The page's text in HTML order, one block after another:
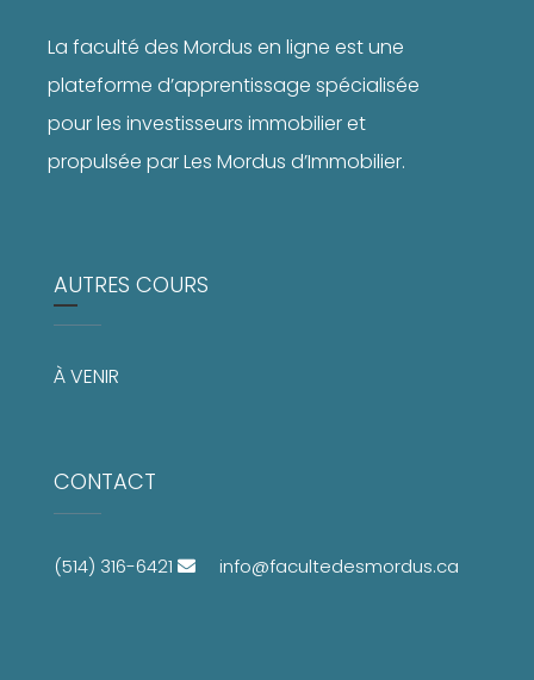
La faculté des Mordus en ligne est une
plateforme d’apprentissage spécialisée
pour les investisseurs immobilier et
propulsée par Les Mordus d’Immobilier.
AUTRES COURS
À VENIR
CONTACT
(514) 316-6421 info@facultedesmordus.ca